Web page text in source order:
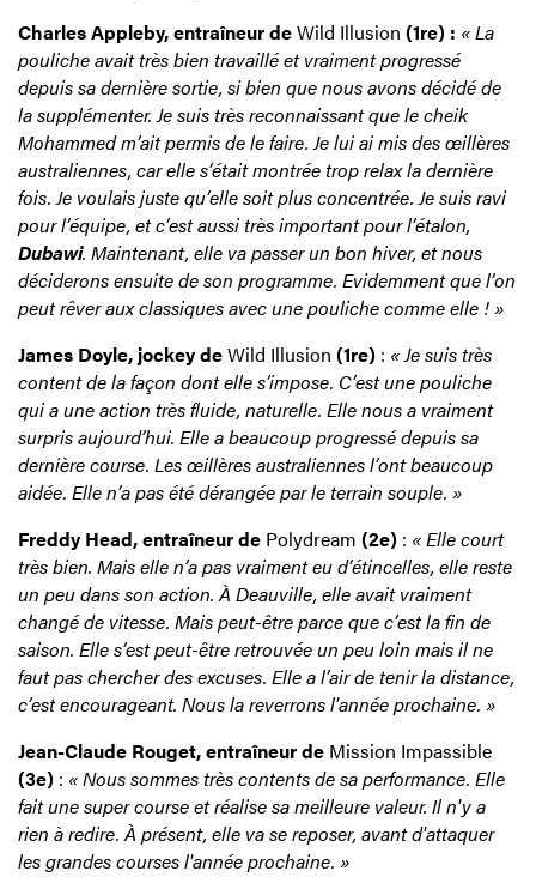
Charles Appleby, entraîneur deWild Illusion (1re) : « La
pouliche avait très bien travaillé et vraiment progressé
depuis sa dernière sortie, si bien que nous avons décidé de
la supplémenter. Je suis très reconnaissant que le cheik
Mohammed m’ait permis de le faire. Je lui ai mis des œillères
australiennes, car elle s’était montrée trop relax la dernière
fois. Je voulais juste qu’elle soit plus concentrée. Je suis ravi
pour l’équipe, et c’est aussi très important pour l’étalon,
Dubawi. Maintenant, elle va passer un bon hiver, et nous
déciderons ensuite de son programme. Evidemment que l’on
peut rêver aux classiques avec une pouliche comme elle ! »
James Doyle, jockey deWild Illusion (1re) : « Je suis très
content de la façon dont elle s’impose. C’est une pouliche
qui a une action très fluide, naturelle. Elle nous a vraiment
surpris aujourd’hui. Elle a beaucoup progressé depuis sa
dernière course. Les œillères australiennes l’ont beaucoup
aidée. Elle n’a pas été dérangée par le terrain souple. »
Freddy Head, entraîneur de Polydream (2e) : « Elle court
très bien. Mais elle n’a pas vraiment eu d’étincelles, elle reste
un peu dans son action. À Deauville, elle avait vraiment
changé de vitesse. Mais peut-être parce que c’est la fin de
saison. Elle s’est peut-être retrouvée un peu loin mais il ne
faut pas chercher des excuses. Elle a l’air de tenir la distance,
c’est encourageant. Nous la reverrons l'année prochaine. »
Jean-Claude Rouget, entraîneur de Mission Impassible
(3e) : « Nous sommes très contents de sa performance. Elle
fait une super course et réalise sa meilleure valeur. Il n'y a
rien à redire. À présent, elle va se reposer, avant d'attaquer
les grandes courses l'année prochaine. »